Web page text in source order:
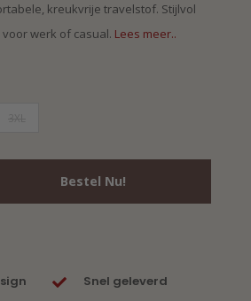
kreukvrije travelstof. Stijlvol
werk of casual. Lees meer..
Bestel Nu!
Snel geleverd